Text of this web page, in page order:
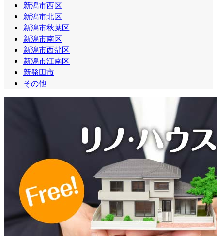
新潟市西区
新潟市北区
新潟市秋葉区
新潟市南区
新潟市西蒲区
新潟市江南区
新発田市
その他